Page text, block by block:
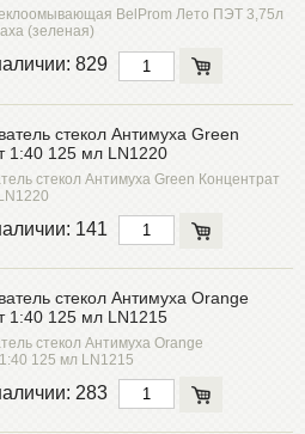
BelProm Лето ПЭТ 3,75л
(зеленая)
829
стекол Антимуха Green
1:40 125 мл LN1220
стекол Антимуха Green Концентрат
141
стекол Антимуха Orange
1:40 125 мл LN1215
стекол Антимуха Orange
125 мл LN1215
283